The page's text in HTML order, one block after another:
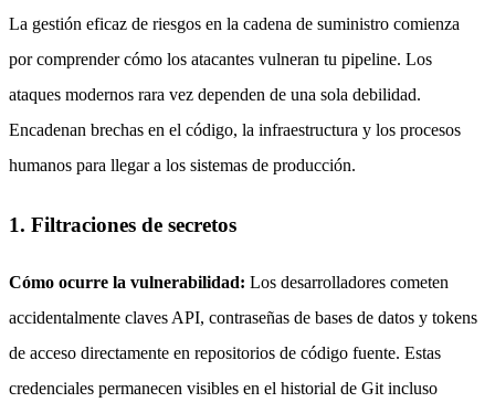
La gestión eficaz de riesgos en la cadena de suministro comienza
por comprender cómo los atacantes vulneran tu pipeline. Los
ataques modernos rara vez dependen de una sola debilidad.
Encadenan brechas en el código, la infraestructura y los procesos
humanos para llegar a los sistemas de producción.
1. Filtraciones de secretos
Cómo ocurre la vulnerabilidad: Los desarrolladores cometen
accidentalmente claves API, contraseñas de bases de datos y tokens
de acceso directamente en repositorios de código fuente. Estas
credenciales permanecen visibles en el historial de Git incluso